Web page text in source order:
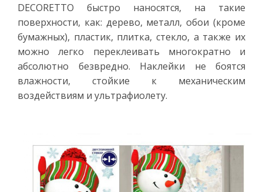
DECORETTO быстро наносятся, на такие
поверхности, как: дерево, металл, обои (кроме
бумажных), пластик, плитка, стекло, а также их
можно легко переклеивать многократно и
абсолютно безвредно. Наклейки не боятся
влажности, стойкие к механическим
воздействиям и ультрафиолету.